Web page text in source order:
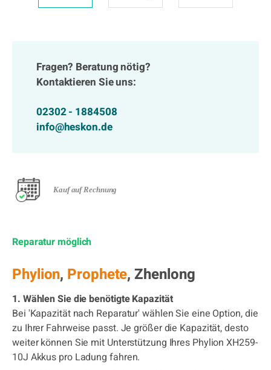
Fragen? Beratung nötig?
Kontaktieren Sie uns:
02302 - 1884508
info@heskon.de
Kauf auf Rechnung
Reparatur möglich
Phylion, Prophete, Zhenlong
1. Wählen Sie die benötigte Kapazität
Bei 'Kapazität nach Reparatur' wählen Sie eine Option, die
zu Ihrer Fahrweise passt. Je größer die Kapazität, desto
weiter können Sie mit Unterstützung Ihres Phylion XH259-
10J Akkus pro Ladung fahren.